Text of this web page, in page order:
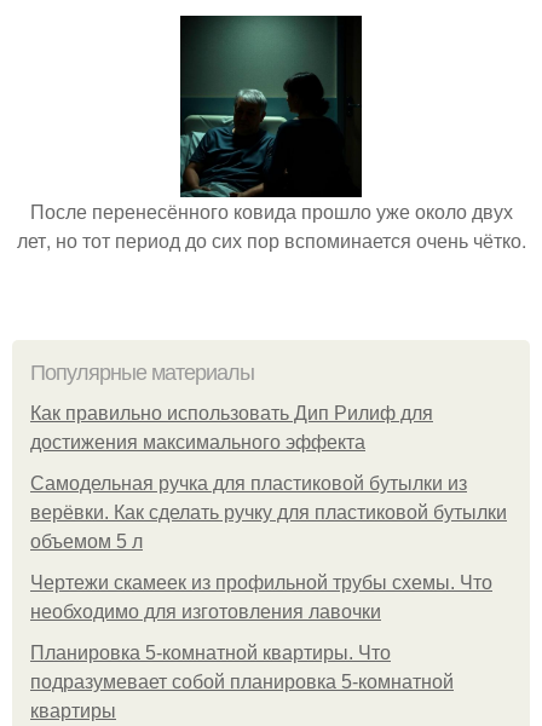
После перенесённого ковида прошло уже около двух
лет, но тот период до сих пор вспоминается очень чётко.
Популярные материалы
Как правильно использовать Дип Рилиф для
достижения максимального эффекта
Самодельная ручка для пластиковой бутылки из
верёвки. Как сделать ручку для пластиковой бутылки
объемом 5 л
Чертежи скамеек из профильной трубы схемы. Что
необходимо для изготовления лавочки
Планировка 5-комнатной квартиры. Что
подразумевает собой планировка 5-комнатной
квартиры